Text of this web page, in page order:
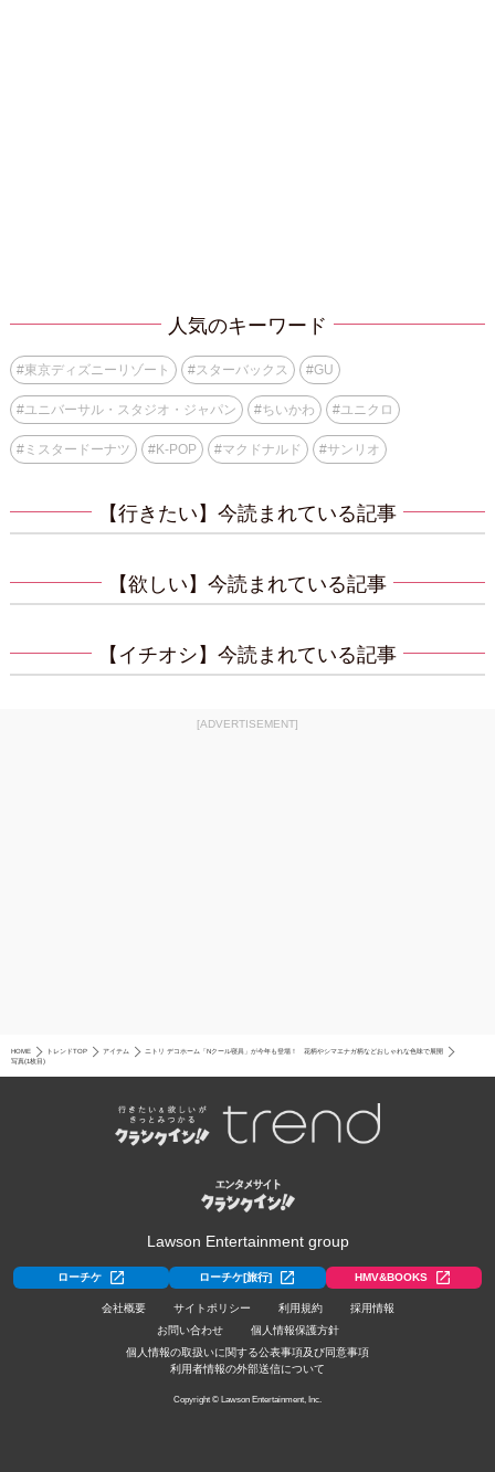
人気のキーワード
#東京ディズニーリゾート #スターバックス #GU
#ユニバーサル・スタジオ・ジャパン #ちいかわ #ユニクロ
#ミスタードーナツ #K-POP #マクドナルド #サンリオ
【行きたい】今読まれている記事
【欲しい】今読まれている記事
【イチオシ】今読まれている記事
[ADVERTISEMENT]
HOME トレンドTOP アイテム
ニトリ デコホーム「Nクール寝具」が今年も登場！ 花柄やシマエナガ柄などおしゃれな色味で展開
写真(1枚目)
Lawson Entertainment group
ローチケ ローチケ[旅行] HMV&BOOKS
会社概要 サイトポリシー 利用規約
採用情報
お問い合わせ
個人情報保護方針
個人情報の取扱いに関する公表事項及び同意事項
利用者情報の外部送信について
Copyright © Lawson Entertainment, Inc.